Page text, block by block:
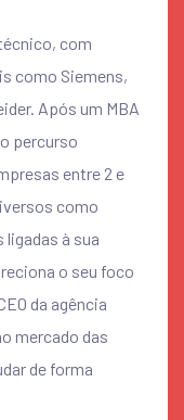
com
como Siemens,
Após um MBA
percurso
entre 2 e
como
à sua
o seu foco
da agência
mercado das
de forma